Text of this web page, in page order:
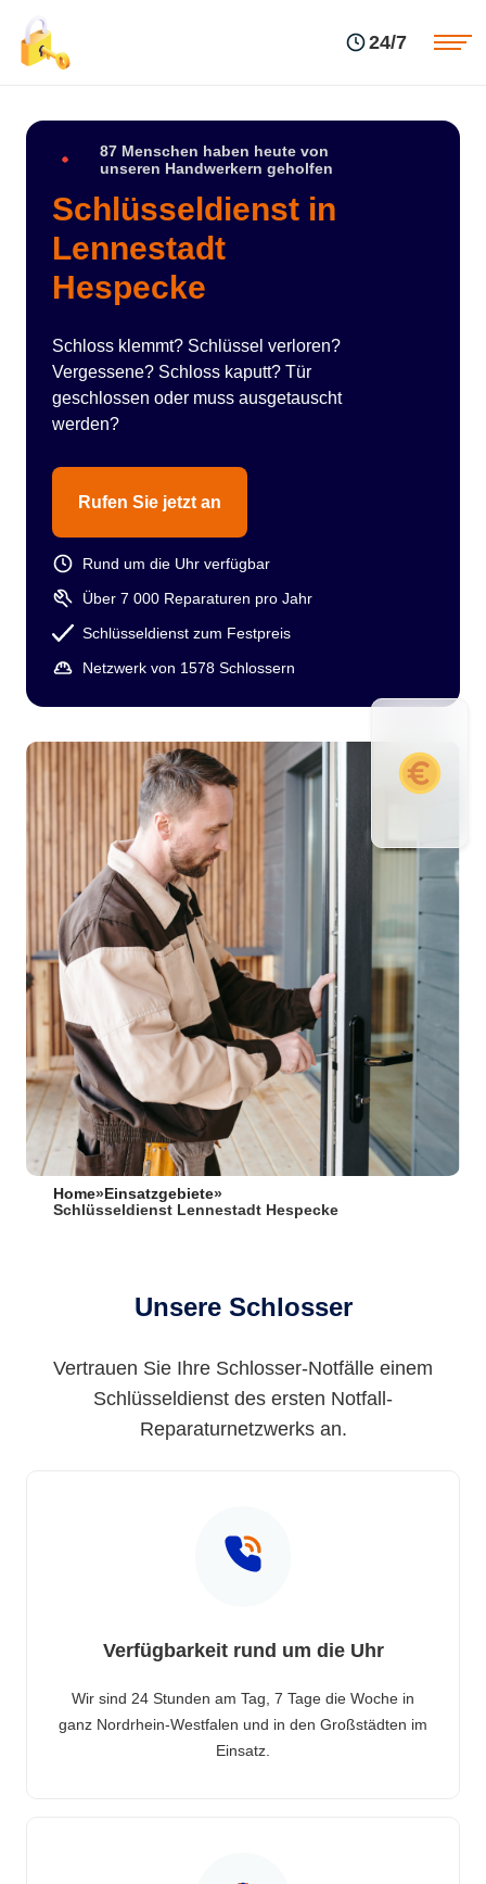
24/7
87 Menschen haben heute von
unseren Handwerkern geholfen
Schlüsseldienst in
Lennestadt
Hespecke
Schloss klemmt? Schlüssel verloren?
Vergessene? Schloss kaputt? Tür
geschlossen oder muss ausgetauscht
werden?
Rufen Sie jetzt an
Rund um die Uhr verfügbar
Über 7 000 Reparaturen pro Jahr
Schlüsseldienst zum Festpreis
Netzwerk von 1578 Schlossern
Home» Einsatzgebiete»
Schlüsseldienst Lennestadt Hespecke
Unsere Schlosser
Vertrauen Sie Ihre Schlosser-Notfälle einem
Schlüsseldienst des ersten Notfall-
Reparaturnetzwerks an.
Verfügbarkeit rund um die Uhr
Wir sind 24 Stunden am Tag, 7 Tage die Woche in
ganz Nordrhein-Westfalen und in den Großstädten im
Einsatz.